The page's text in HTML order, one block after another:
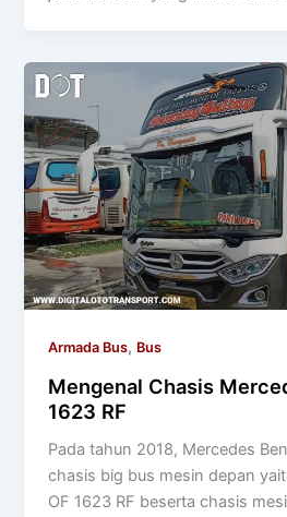
Armada Bus, Bus
Mengenal Chasis
1623 RF
Pada tahun 2018, Mercedes
chasis big bus mesin depan
OF 1623 RF beserta chasis